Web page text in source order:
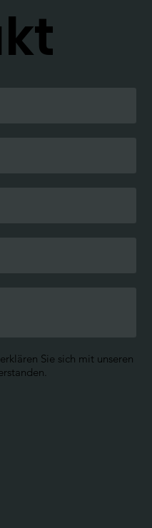
Sie sich mit unseren